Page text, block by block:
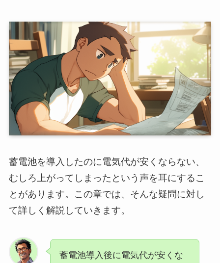
蓄電池を導入したのに電気代が安くならない、
むしろ上がってしまったという声を耳にするこ
とがあります。この章では、そんな疑問に対し
て詳しく解説していきます。
蓄電池導入後に電気代が安くな